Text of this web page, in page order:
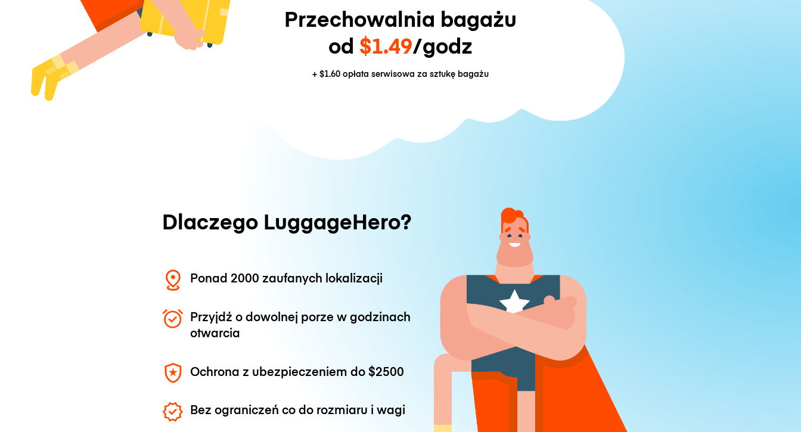
Przechowalnia bagażu
od $1.49/godz
+ $1.60 opłata serwisowa za sztukę bagażu
Dlaczego LuggageHero?
Ponad 2000 zaufanych lokalizacji
Przyjdź o dowolnej porze w godzinach
otwarcia
Ochrona z ubezpieczeniem do$2500
Bez ograniczeń co do rozmiaru i wagi